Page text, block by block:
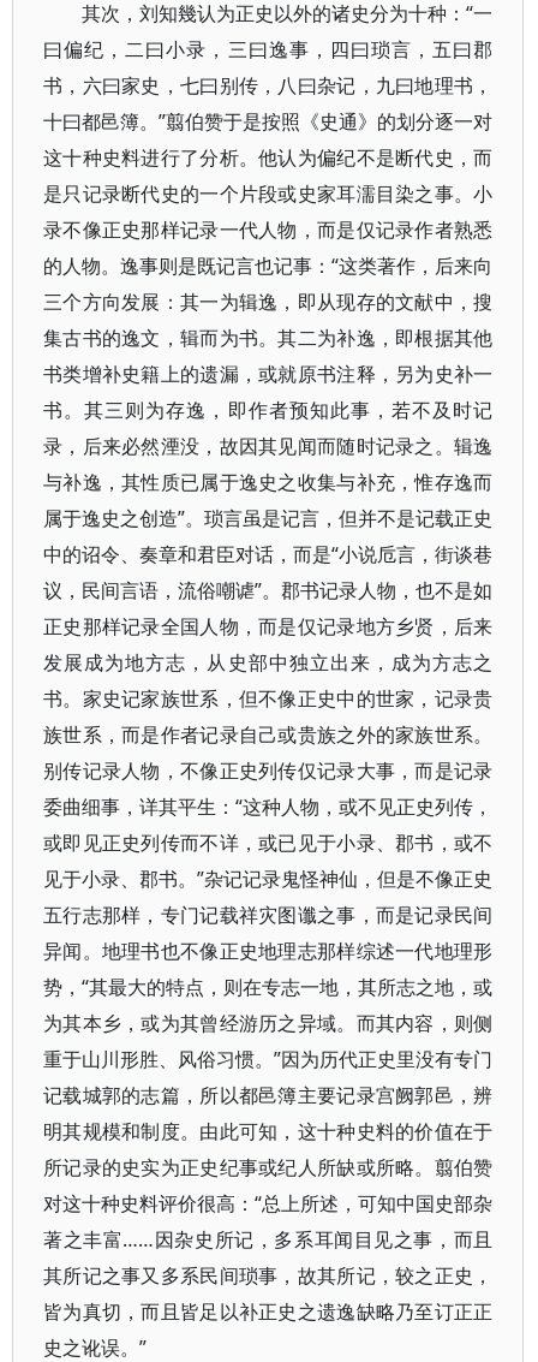
其次，刘知幾认为正史以外的诸史分为十种：“一
曰偏纪，二曰小录，三曰逸事，四曰琐言，五曰郡
书，六曰家史，七曰别传，八曰杂记，九曰地理书，
十曰都邑簿。”翦伯赞于是按照《史通》的划分逐一对
这十种史料进行了分析。他认为偏纪不是断代史，而
是只记录断代史的一个片段或史家耳濡目染之事。小
录不像正史那样记录一代人物，而是仅记录作者熟悉
的人物。逸事则是既记言也记事：“这类著作，后来向
三个方向发展：其一为辑逸，即从现存的文献中，搜
集古书的逸文，辑而为书。其二为补逸，即根据其他
书类增补史籍上的遗漏，或就原书注释，另为史补一
书。其三则为存逸，即作者预知此事，若不及时记
录，后来必然湮没，故因其见闻而随时记录之。辑逸
与补逸，其性质已属于逸史之收集与补充，惟存逸而
属于逸史之创造”。琐言虽是记言，但并不是记载正史
中的诏令、奏章和君臣对话，而是“小说卮言，街谈巷
议，民间言语，流俗嘲谑”。郡书记录人物，也不是如
正史那样记录全国人物，而是仅记录地方乡贤，后来
发展成为地方志，从史部中独立出来，成为方志之
书。家史记家族世系，但不像正史中的世家，记录贵
族世系，而是作者记录自己或贵族之外的家族世系。
别传记录人物，不像正史列传仅记录大事，而是记录
委曲细事，详其平生：“这种人物，或不见正史列传，
或即见正史列传而不详，或已见于小录、郡书，或不
见于小录、郡书。”杂记记录鬼怪神仙，但是不像正史
五行志那样，专门记载祥灾图谶之事，而是记录民间
异闻。地理书也不像正史地理志那样综述一代地理形
势，“其最大的特点，则在专志一地，其所志之地，或
为其本乡，或为其曾经游历之异域。而其内容，则侧
重于山川形胜、风俗习惯。”因为历代正史里没有专门
记载城郭的志篇，所以都邑簿主要记录宫阙郭邑，辨
明其规模和制度。由此可知，这十种史料的价值在于
所记录的史实为正史纪事或纪人所缺或所略。翦伯赞
对这十种史料评价很高：“总上所述，可知中国史部杂
著之丰富……因杂史所记，多系耳闻目见之事，而且
其所记之事又多系民间琐事，故其所记，较之正史，
皆为真切，而且皆足以补正史之遗逸缺略乃至订正正
史之讹误。”